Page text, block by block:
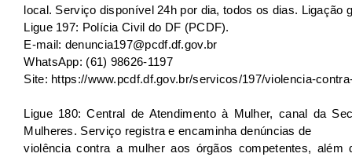
local. Serviço disponível 24h por dia, todos os dias. Ligação
Ligue 197: Polícia Civil do DF (PCDF).
E-mail: denuncia197@pcdf.df.gov.br
WhatsApp: (61) 98626-1197
Site: https://www.pcdf.df.gov.br/servicos/197/violencia-
Ligue 180: Central de Atendimento à Mulher, canal da
Mulheres. Serviço registra e encaminha denúncias de
violência contra a mulher aos órgãos competentes, além